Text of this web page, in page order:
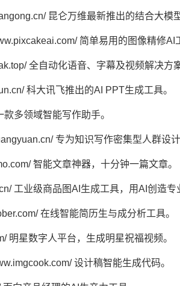
昆仑万维最新推出的结合大模
简单易用的图像精修AI
全自动化语音、字幕及视频解决方案
科大讯飞推出的AI PPT生成工具。
多领域智能写作助手。
专为知识写作密集型人群设
智能文章神器，十分钟一篇文章。
工业级商品图AI生成工具，用AI创造专
在线智能简历生与成分析工具。
明星数字人平台，生成明星祝福视频。
设计稿智能生成代码。